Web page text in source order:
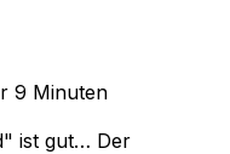
9 Minuten
ist gut… Der